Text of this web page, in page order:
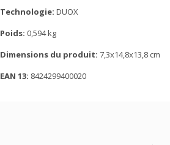
Technologie: DUOX
Poids: 0,594 kg
Dimensions du produit: 7,3x14,8x13,8 cm
EAN 13: 8424299400020